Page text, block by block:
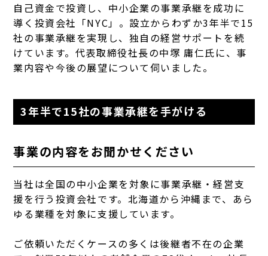
自己資金で投資し、中小企業の事業承継を成功に
導く投資会社「NYC」。設立からわずか3年半で15
社の事業承継を実現し、独自の経営サポートを続
けています。代表取締役社長の中塚 庸仁氏に、事
業内容や今後の展望について伺いました。
3年半で15社の事業承継を手がける
事業の内容をお聞かせください
当社は全国の中小企業を対象に事業承継・経営支
援を行う投資会社です。北海道から沖縄まで、あら
ゆる業種を対象に支援しています。
ご依頼いただくケースの多くは後継者不在の企業